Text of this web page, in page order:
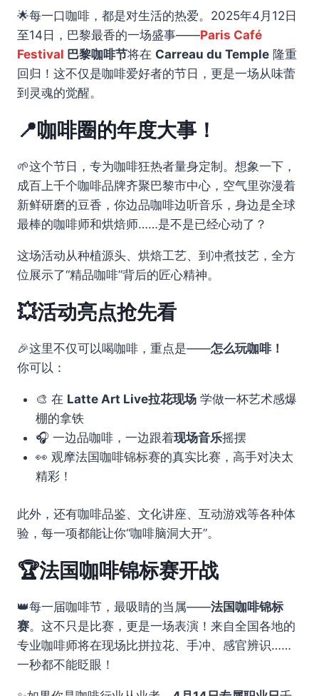
🌟每一口咖啡，都是对生活的热爱。2025年4月12日
至14日，巴黎最香的一场盛事——Paris Café
Festival 巴黎咖啡节将在 Carreau du Temple 隆重
回归！这不仅是咖啡爱好者的节日，更是一场从味蕾
到灵魂的觉醒。
📍咖啡圈的年度大事！
🌱这个节日，专为咖啡狂热者量身定制。想象一下，
成百上千个咖啡品牌齐聚巴黎市中心，空气里弥漫着
新鲜研磨的豆香，你边品咖啡边听音乐，身边是全球
最棒的咖啡师和烘焙师……是不是已经心动了？
这场活动从种植源头、烘焙工艺、到冲煮技艺，全方
位展示了“精品咖啡”背后的匠心精神。
💥活动亮点抢先看
🎉这里不仅可以喝咖啡，重点是——怎么玩咖啡！
你可以：
🎨 在 Latte Art Live拉花现场学做一杯艺术感爆
棚的拿铁
🎧 一边品咖啡，一边跟着现场音乐摇摆
👀 观摩法国咖啡锦标赛的真实比赛，高手对决太
精彩！
此外，还有咖啡品鉴、文化讲座、互动游戏等各种体
验，每一项都能让你“咖啡脑洞大开”。
🏆法国咖啡锦标赛开战
👑每一届咖啡节，最吸睛的当属——法国咖啡锦标
赛。这不只是比赛，更是一场表演！来自全国各地的
专业咖啡师将在现场比拼拉花、手冲、感官辨识……
一秒都不能眨眼！